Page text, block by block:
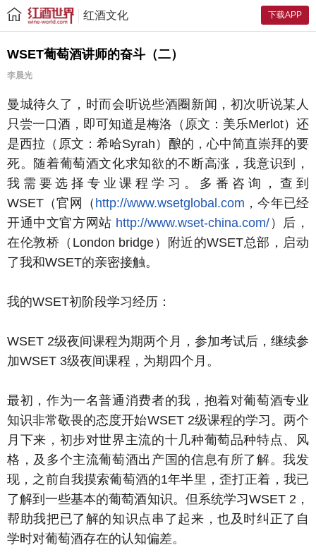
下载APP
红酒文化
WSET葡萄酒讲师的奋斗（二）
李晨光
曼城待久了，时而会听说些酒圈新闻，初次听说某人
只尝一口酒，即可知道是梅洛（原文：美乐Merlot）还
是西拉（原文：希哈Syrah）酿的，心中简直崇拜的要
死。随着葡萄酒文化求知欲的不断高涨，我意识到，
我需要选择专业课程学习。多番咨询，查到
WSET（官网（ http://www.wsetglobal.com ，今年已经
开通中文官方网站 http://www.wset-china.com/ ）后，
在伦敦桥（London bridge）附近的WSET总部，启动
了我和WSET的亲密接触。
我的WSET初阶段学习经历：
WSET 2级夜间课程为期两个月，参加考试后，继续参
加WSET 3级夜间课程，为期四个月。
最初，作为一名普通消费者的我，抱着对葡萄酒专业
知识非常敬畏的态度开始WSET 2级课程的学习。两个
月下来，初步对世界主流的十几种葡萄品种特点、风
格，及多个主流葡萄酒出产国的信息有所了解。我发
现，之前自我摸索葡萄酒的1年半里，歪打正着，我已
了解到一些基本的葡萄酒知识。但系统学习WSET 2，
帮助我把已了解的知识点串了起来，也及时纠正了自
学时对葡萄酒存在的认知偏差。